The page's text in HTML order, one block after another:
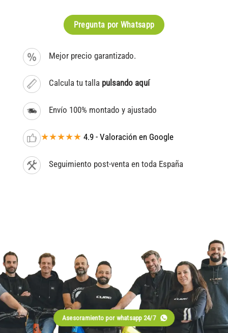
Pregunta por Whatsapp
Mejor precio garantizado.
Calcula tu talla pulsando aquí
Envío 100% montado y ajustado
★★★★★ 4.9 - Valoración en Google
Seguimiento post-venta en toda España
Asesoramiento por whatsapp 24/7